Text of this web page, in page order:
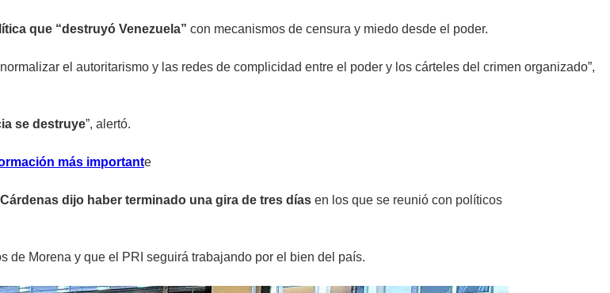
que “destruyó Venezuela” con mecanismos de censura y miedo desde el poder.
el autoritarismo y las redes de complicidad entre el poder y los cárteles del crimen organizado”,
se destruye”, alertó.
más importante
dijo haber terminado una gira de tres días en los que se reunió con políticos
Morena y que el PRI seguirá trabajando por el bien del país.